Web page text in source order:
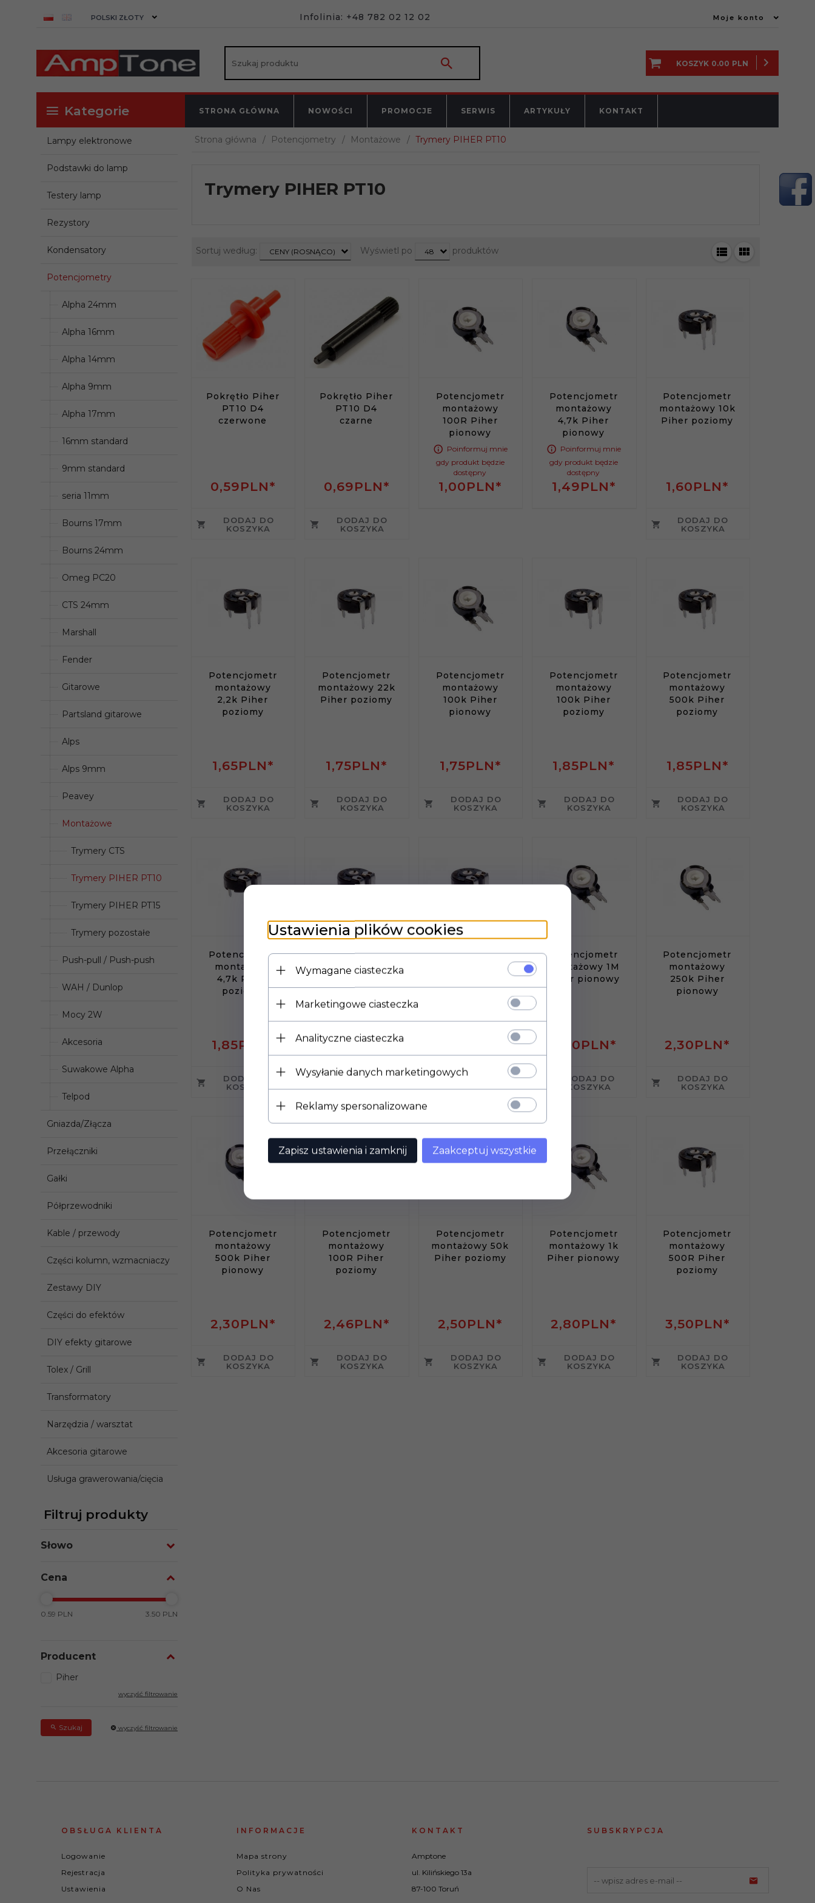
currency_h
POLSKI ZŁOTY Infolinia: +48 782 02 12 02 Moje konto
KOSZYK 0.00 PLN
Kategorie STRONA GŁÓWNA NOWOŚCI PROMOCJE SERWIS ARTYKUŁY KONTAKT
Lampy elektronowe
Podstawki do lamp
Testery lamp
Rezystory
Kondensatory
Potencjometry
Alpha 24mm
Alpha 16mm
Alpha 14mm
Alpha 9mm
Alpha 17mm
16mm standard
9mm standard
seria 11mm
Bourns 17mm
Bourns 24mm
Omeg PC20
CTS 24mm
Marshall
Fender
Gitarowe
Partsland gitarowe
Alps
Alps 9mm
Peavey
Montażowe
Trymery CTS
Trymery PIHER PT10
Trymery PIHER PT15
Trymery pozostałe
Push-pull / Push-push
WAH / Dunlop
Mocy 2W
Akcesoria
Suwakowe Alpha
Telpod
Gniazda/Złącza
Przełączniki
Gałki
Półprzewodniki
Kable / przewody
Części kolumn, wzmacniaczy
Zestawy DIY
Części do efektów
DIY efekty gitarowe
Tolex / Grill
Transformatory
Narzędzia / warsztat
Akcesoria gitarowe
Usługa grawerowania/cięcia
Filtruj produkty
Słowo
Cena
0.59 PLN 3.50 PLN
Producent
Piher
wyczyść filtrowanie
Szukaj wyczyść filtrowanie
Strona główna Potencjometry Montażowe Trymery PIHER PT10
Trymery PIHER PT10
Sortuj według: sortCENY (ROSNĄCO) Wyświetl po pop
48 produktów
Pokrętło Piher
PT10 D4
czerwone
0,59PLN*
DODAJ DO
KOSZYKA
Pokrętło Piher
PT10 D4
czarne
0,69PLN*
DODAJ DO
KOSZYKA
Potencjometr
montażowy
100R Piher
pionowy
Poinformuj mnie
gdy produkt będzie
dostępny
1,00PLN*
Potencjometr
montażowy
4,7k Piher
pionowy
Poinformuj mnie
gdy produkt będzie
dostępny
1,49PLN*
Potencjometr
montażowy 10k
Piher poziomy
1,60PLN*
DODAJ DO
KOSZYKA
Potencjometr
montażowy
2,2k Piher
poziomy
1,65PLN*
DODAJ DO
KOSZYKA
Potencjometr
montażowy 22k
Piher poziomy
1,75PLN*
DODAJ DO
KOSZYKA
Potencjometr
montażowy
100k Piher
pionowy
1,75PLN*
DODAJ DO
KOSZYKA
Potencjometr
montażowy
100k Piher
poziomy
1,85PLN*
DODAJ DO
KOSZYKA
Potencjometr
montażowy
500k Piher
poziomy
1,85PLN*
DODAJ DO
KOSZYKA
Potencjometr
montażowy
4,7k Piher
poziomy
1,85PLN*
DODAJ DO
KOSZYKA
Potencjometr
montażowy 1k
Piher poziomy
1,90 PLN*
DODAJ DO
KOSZYKA
Potencjometr
DODAJ DO
KOSZYKA
Potencjometr
montażowy 1M
Piher pionowy
20PLN*
DODAJ DO
KOSZYKA
Potencjometr
montażowy
250k Piher
pionowy
2,30PLN*
DODAJ DO
KOSZYKA
Potencjometr
montażowy
500k Piher
pionowy
2,30PLN*
DODAJ DO
KOSZYKA
Potencjometr
montażowy
100R Piher
poziomy
2,46PLN*
DODAJ DO
KOSZYKA
Potencjometr
montażowy 50k
Piher poziomy
2,50PLN*
DODAJ DO
KOSZYKA
Potencjometr
montażowy 1k
Piher pionowy
2,80PLN*
DODAJ DO
KOSZYKA
Potencjometr
montażowy
500R Piher
poziomy
3,50PLN*
DODAJ DO
KOSZYKA
OBSŁUGA KLIENTA
Logowanie
Rejestracja
Ustawienia
INFORMACJE
Mapa strony
Polityka prywatności
O Nas
KONTAKT
Amptone
ul. Kilińskiego 13a
87-100 Toruń
SUBSKRYPCJA
Ustawienia plików cookies
Wymagane ciasteczka
Marketingowe ciasteczka
Analityczne ciasteczka
Wysyłanie danych marketingowych
Reklamy spersonalizowane
Zapisz ustawienia i zamknij Zaakceptuj wszystkie